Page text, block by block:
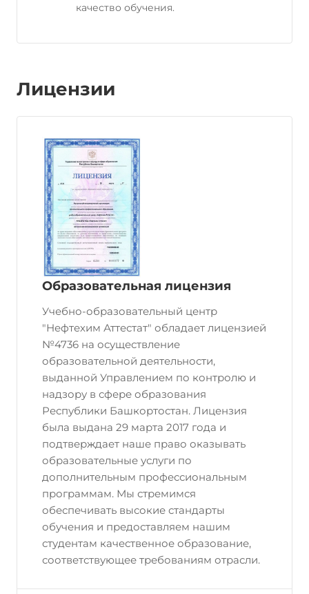
качество обучения.
Лицензии
Образовательная лицензия
Учебно-образовательный центр
"Нефтехим Аттестат" обладает лицензией
№4736 на осуществление
образовательной деятельности,
выданной Управлением по контролю и
надзору в сфере образования
Республики Башкортостан. Лицензия
была выдана 29 марта 2017 года и
подтверждает наше право оказывать
образовательные услуги по
дополнительным профессиональным
программам. Мы стремимся
обеспечивать высокие стандарты
обучения и предоставляем нашим
студентам качественное образование,
соответствующее требованиям отрасли.